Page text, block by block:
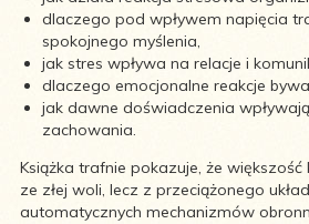
dlaczego pod wpływem napięcia
spokojnego myślenia,
jak stres wpływa na relacje i
dlaczego emocjonalne reakcje
jak dawne doświadczenia
zachowania.
Książka trafnie pokazuje, że
ze złej woli, lecz z przeciążonego
automatycznych mechanizmów